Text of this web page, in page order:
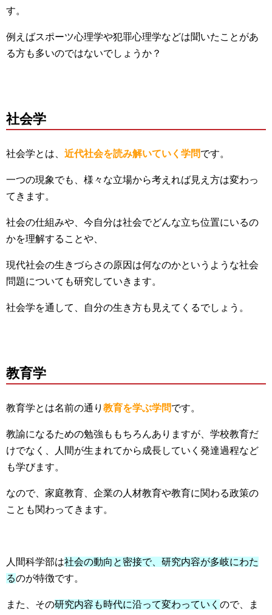
す。
例えばスポーツ心理学や犯罪心理学などは聞いたことがあ
る方も多いのではないでしょうか？
社会学
社会学とは、 近代社会を読み解いていく学問です。
一つの現象でも、様々な立場から考えれば見え方は変わっ
てきます。
社会の仕組みや、今自分は社会でどんな立ち位置にいるの
かを理解することや、
現代社会の生きづらさの原因は何なのかというような社会
問題についても研究していきます。
社会学を通して、自分の生き方も見えてくるでしょう。
教育学
教育学とは名前の通り 教育を学ぶ学問です。
教諭になるための勉強ももちろんありますが、学校教育だ
けでなく、人間が生まれてから成長していく発達過程など
も学びます。
なので、家庭教育、企業の人材教育や教育に関わる政策の
ことも関わってきます。
人間科学部は社会の動向と密接で、研究内容が多岐にわた
るのが特徴です。
また、その研究内容も時代に沿って変わっていく ので、ま